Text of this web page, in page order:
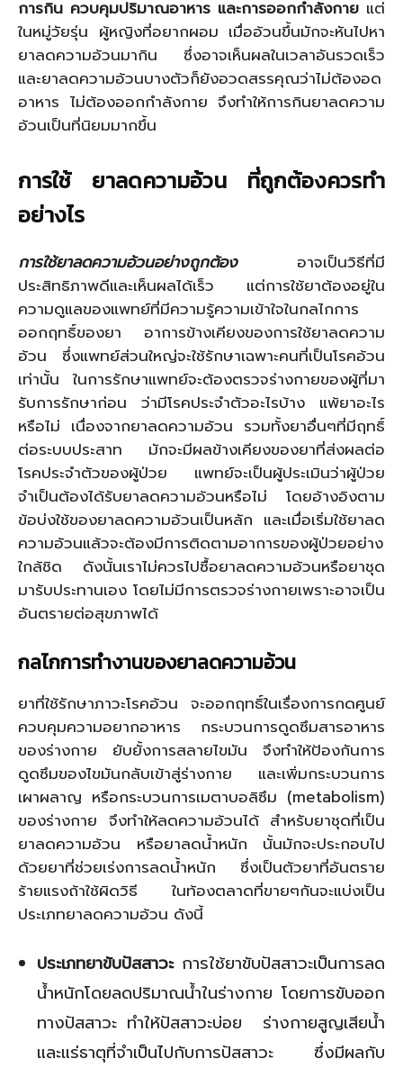
การกิน ควบคุมปริมาณอาหาร และการออกกำลังกาย แต่
ในหมู่วัยรุ่น ผู้หญิงที่อยากผอม เมื่ออ้วนขึ้นมักจะหันไปหา
ยาลดความอ้วนมากิน ซึ่งอาจเห็นผลในเวลาอันรวดเร็ว
และยาลดความอ้วนบางตัวก็ยังอวดสรรคุณว่าไม่ต้องอด
อาหาร ไม่ต้องออกกำลังกาย จึงทำให้การกินยาลดความ
อ้วนเป็นที่นิยมมากขึ้น
การใช้ ยาลดความอ้วน ที่ถูกต้องควรทำ
อย่างไร
การใช้ยาลดความอ้วนอย่างถูกต้องอาจเป็นวิธีที่มี
ประสิทธิภาพดีและเห็นผลได้เร็ว แต่การใช้ยาต้องอยู่ใน
ความดูแลของแพทย์ที่มีความรู้ความเข้าใจในกลไกการ
ออกฤทธิ์ของยา อาการข้างเคียงของการใช้ยาลดความ
อ้วน ซึ่งแพทย์ส่วนใหญ่จะใช้รักษาเฉพาะคนที่เป็นโรคอ้วน
เท่านั้น ในการรักษาแพทย์จะต้องตรวจร่างกายของผู้ที่มา
รับการรักษาก่อน ว่ามีโรคประจำตัวอะไรบ้าง แพ้ยาอะไร
หรือไม่ เนื่องจากยาลดความอ้วน รวมทั้งยาอื่นๆที่มีฤทธิ์
ต่อระบบประสาท มักจะมีผลข้างเคียงของยาที่ส่งผลต่อ
โรคประจำตัวของผู้ป่วย แพทย์จะเป็นผู้ประเมินว่าผู้ป่วย
จำเป็นต้องได้รับยาลดความอ้วนหรือไม่ โดยอ้างอิงตาม
ข้อบ่งใช้ของยาลดความอ้วนเป็นหลัก และเมื่อเริ่มใช้ยาลด
ความอ้วนแล้วจะต้องมีการติดตามอาการของผู้ป่วยอย่าง
ใกล้ชิด ดังนั้นเราไม่ควรไปซื้อยาลดความอ้วนหรือยาชุด
มารับประทานเอง โดยไม่มีการตรวจร่างกายเพราะอาจเป็น
อันตรายต่อสุขภาพได้
กลไกการทำงานของยาลดความอ้วน
ยาที่ใช้รักษาภาวะโรคอ้วน จะออกฤทธิ์ในเรื่องการกดศูนย์
ควบคุมความอยากอาหาร กระบวนการดูดซึมสารอาหาร
ของร่างกาย ยับยั้งการสลายไขมัน จึงทำให้ป้องกันการ
ดูดซึมของไขมันกลับเข้าสู่ร่างกาย และเพิ่มกระบวนการ
เผาผลาญ หรือกระบวนการเมตาบอลิซึม (metabolism)
ของร่างกาย จึงทำให้ลดความอ้วนได้ สำหรับยาชุดที่เป็น
ยาลดความอ้วน หรือยาลดน้ำหนัก นั้นมักจะประกอบไป
ด้วยยาที่ช่วยเร่งการลดน้ำหนัก ซึ่งเป็นตัวยาที่อันตราย
ร้ายแรงถ้าใช้ผิดวิธี ในท้องตลาดที่ขายๆกันจะแบ่งเป็น
ประเภทยาลดความอ้วน ดังนี้
ประเภทยาขับปัสสาวะการใช้ยาขับปัสสาวะเป็นการลด
น้ำหนักโดยลดปริมาณน้ำในร่างกาย โดยการขับออก
ทางปัสสาวะ ทำให้ปัสสาวะบ่อย ร่างกายสูญเสียน้ำ
และแร่ธาตุที่จำเป็นไปกับการปัสสาวะ ซึ่งมีผลกับ